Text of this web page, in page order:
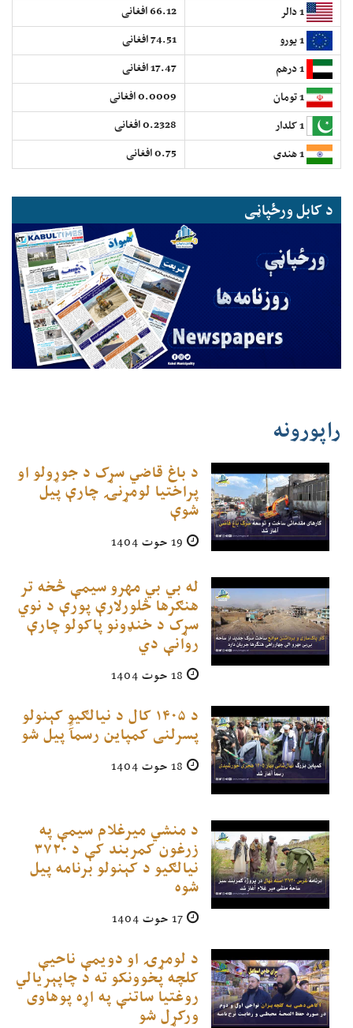
66.12 افغانی
74.51 افغانی
17.47 افغانی
0.0009 افغانی
0.2328 افغانی
0.75 افغانی
د کابل ورځپاڼی
راپورونه
د باغ قاضي سړک د جوړولو او
پراختیا لومړنۍ چارې پیل
شوې
له بي بي مهرو سیمې څخه تر
هنګرها څلورلارې پورې د نوي
سړک د خنډونو پاکولو چارې
روانې دي
د ۱۴۰۵ کال د نیالګیو کېنولو
پسرلنی کمپاین رسمآً پیل شو
د منشي میرغلام سیمې په
زرغون کمربند کې د ۳۷۲۰
نیالګیو د کېنولو برنامه پیل
شوه
د لومړۍ او دویمې ناحیې
کلچه پخوونکو ته د چاپېریالي
روغتیا ساتنې په اړه پوهاوی
ورکړل شو